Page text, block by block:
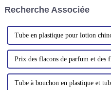
d'emballage, le tube souple
solution de choix.
Recherche Associée
Tube en plastique pour lotion
Prix ​​des flacons de parfum et des
Tube à bouchon en plastique et